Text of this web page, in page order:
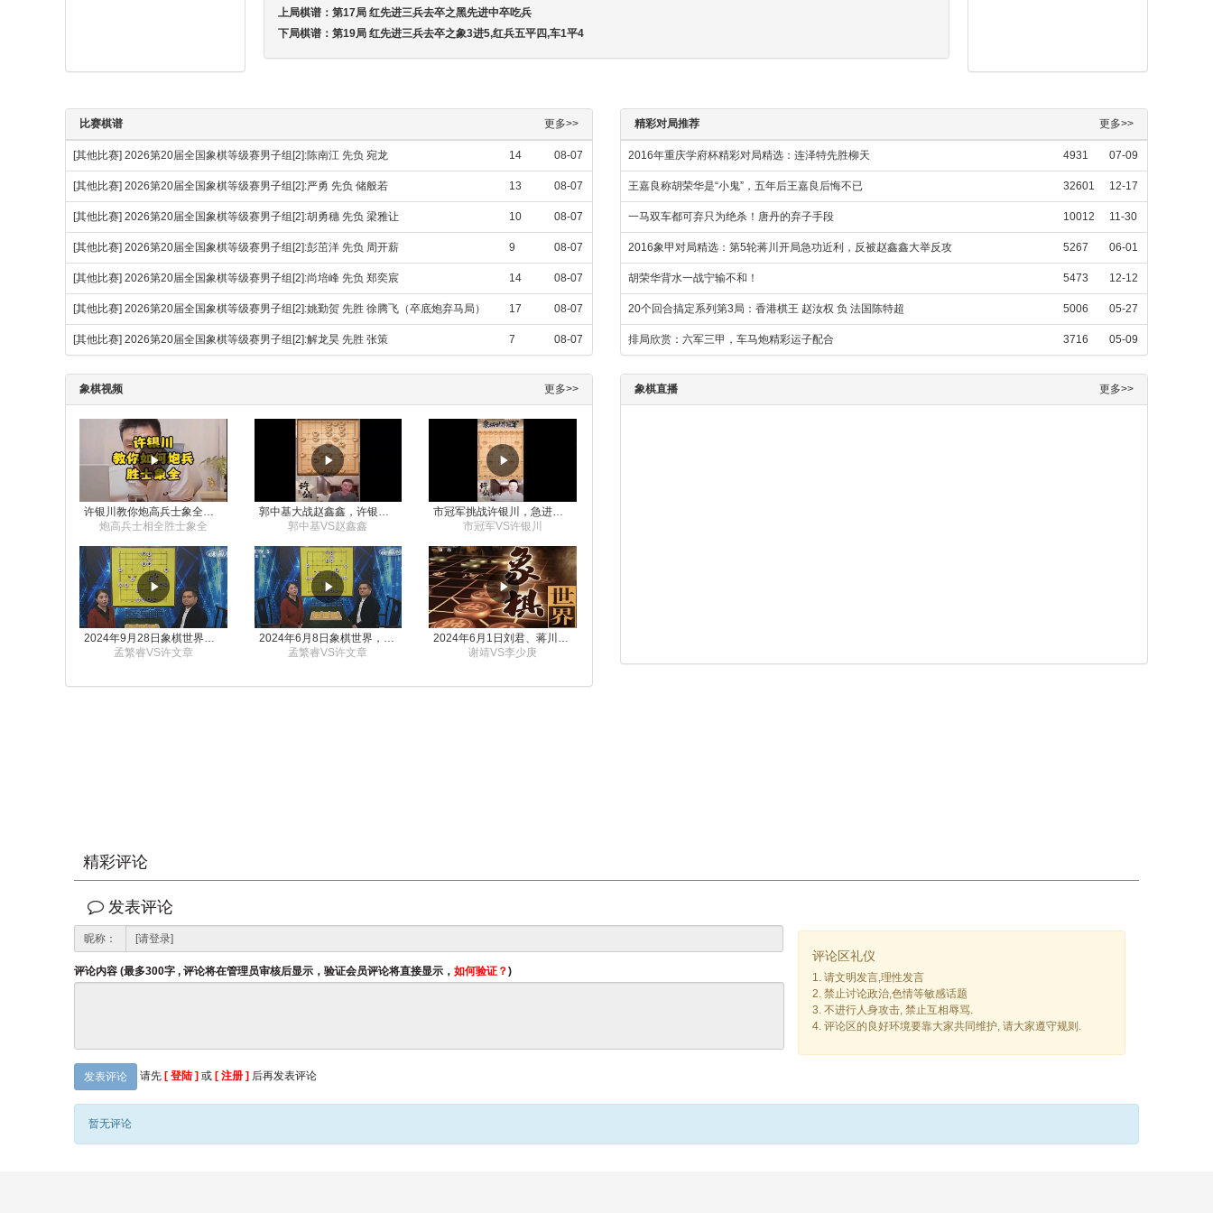
上局棋谱： 第17局 红先进三兵去卒之黑先进中卒吃兵
下局棋谱： 第19局 红先进三兵去卒之象3进5,红兵五平四,车1平4
比赛棋谱 更多>>
[其他比赛] 2026第20届全国象棋等级赛男子组[2]:陈南江 先负 宛龙 14 08-07
[其他比赛] 2026第20届全国象棋等级赛男子组[2]:严勇 先负 储般若 13 08-07
[其他比赛] 2026第20届全国象棋等级赛男子组[2]:胡勇穗 先负 梁雅让 10 08-07
[其他比赛] 2026第20届全国象棋等级赛男子组[2]:彭茁洋 先负 周开薪 9 08-07
[其他比赛] 2026第20届全国象棋等级赛男子组[2]:尚培峰 先负 郑奕宸 14 08-07
[其他比赛] 2026第20届全国象棋等级赛男子组[2]:姚勤贺 先胜 徐腾飞（卒底炮弃马局） 17 08-07
[其他比赛] 2026第20届全国象棋等级赛男子组[2]:解龙昊 先胜 张策 7 08-07
精彩对局推荐 更多>>
2016年重庆学府杯精彩对局精选：连泽特先胜柳天 4931 07-09
王嘉良称胡荣华是“小鬼”，五年后王嘉良后悔不已 32601 12-17
一马双车都可弃只为绝杀！唐丹的弃子手段 10012 11-30
2016象甲对局精选：第5轮蒋川开局急功近利，反被赵鑫鑫大举反攻 5267 06-01
胡荣华背水一战宁输不和！ 5473 12-12
20个回合搞定系列第3局：香港棋王 赵汝权 负 法国陈特超 5006 05-27
排局欣赏：六军三甲，车马炮精彩运子配合 3716 05-09
象棋视频 更多>>
炮高兵士相全胜士象全
郭中基VS赵鑫鑫
市冠军VS许银川
2024年9月28日象棋世界栏目，刘君、蒋川讲解了第九届杨官璘杯象棋公开赛孟繁睿与许文章的对局
孟繁睿VS许文章
2024年6月8日象棋世界，刘君、蒋川讲解了第九届杨官璘杯全国象棋公开赛孟繁睿与许文章的对局
孟繁睿VS许文章
2024年6月1日刘君、蒋川讲解第三届上海杯象棋大师赛谢靖与李少庚的对局
谢靖VS李少庚
象棋直播 更多>>
精彩评论
发表评论
昵称：
评论内容 (最多300字 , 评论将在管理员审核后显示，验证会员评论将直接显示， 如何验证？)
发表评论 请先 [ 登陆 ] 或 [ 注册 ] 后再发表评论
评论区礼仪
1. 请文明发言,理性发言
2. 禁止讨论政治,色情等敏感话题
3. 不进行人身攻击, 禁止互相辱骂.
4. 评论区的良好环境要靠大家共同维护, 请大家遵守规则.
暂无评论